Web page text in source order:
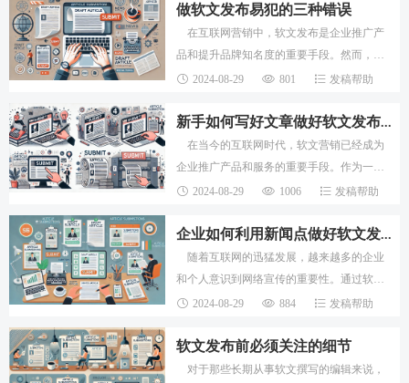
做软文发布易犯的三种错误
在互联网营销中，软文发布是企业推广产
品和提升品牌知名度的重要手段。然而，许
多新手编辑在撰写软文时常常会犯一些常见
助新手
2024-08-29 801 发稿帮助
新手如何写好文章做好软文发布工作
在当今的互联网时代，软文营销已经成为
企业推广产品和服务的重要手段。作为一名
新手编辑，要想在软文发布中脱颖而出，写
易事。
2024-08-29 1006 发稿帮助
企业如何利用新闻点做好软文发布工作
随着互联网的迅猛发展，越来越多的企业
和个人意识到网络宣传的重要性。通过软文
发布等方式推广自己的产品和服务，不仅能
坚实基
2024-08-29 884 发稿帮助
软文发布前必须关注的细节
对于那些长期从事软文撰写的编辑来说，